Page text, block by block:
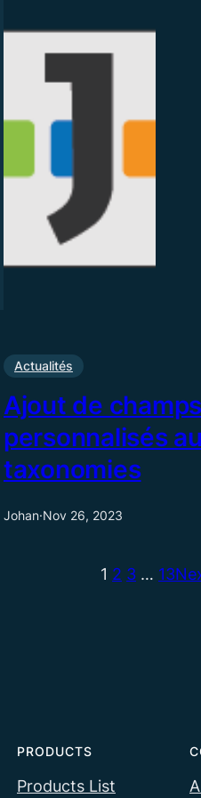
Actualités
Ajout de
personnalisés
taxonomies
Johan·Nov 26, 2023
1 2 3 … 13
PRODUCTS
Products List